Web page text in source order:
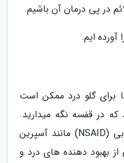
در پی درمان آن باشیم.
آورده ایم.
برای گلو درد ممکن است
در قفسه نگه میدارید.
داروی غیر استروئیدی ضد التهابی (NSAID) مانند آسپرین
از بهبود دهنده های درد و